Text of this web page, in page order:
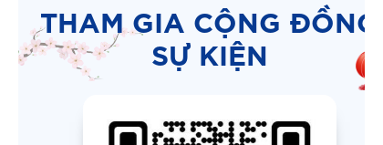
THAM GIA CỘNG ĐỒNG
SỰ KIỆN